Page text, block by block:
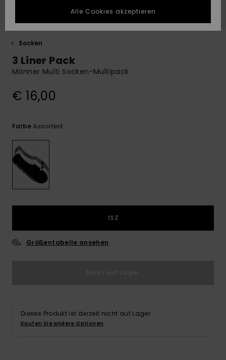
schnellste
Antwort auf Ihre
Frage zu
WUNSCHLISTE
Socken
3 Liner Pack
Männer Multi Socken-Multipack
€ 16,00
FarbeAssorted
1SZ
Größentabelle ansehen
Dieses Produkt ist derzeit nicht auf Lager.
Kaufen Sie andere Optionen
Alle Cookies akzeptieren